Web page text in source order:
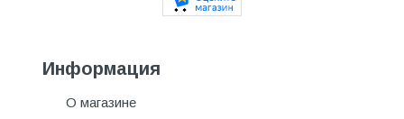
Информация
О магазине